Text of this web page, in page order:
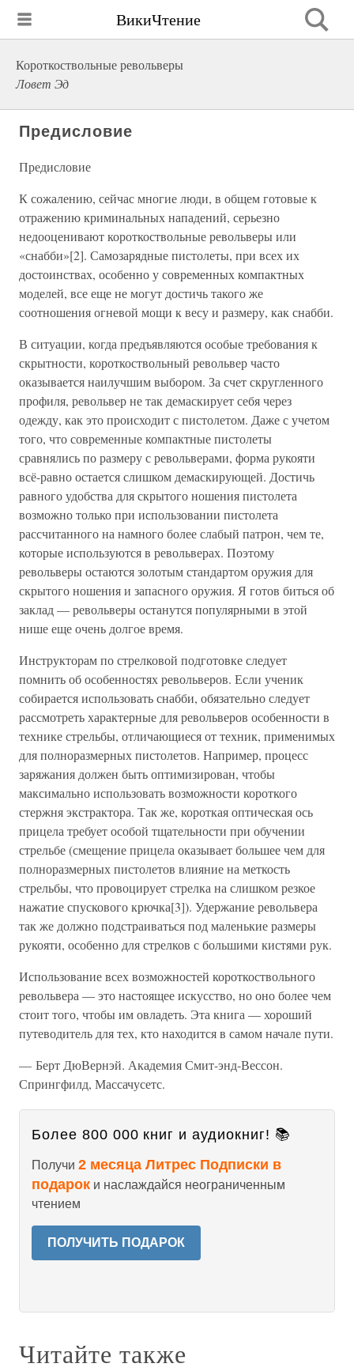
ВикиЧтение
Короткоствольные револьверы
Ловет Эд
Предисловие
Предисловие
К сожалению, сейчас многие люди, в общем готовые к
отражению криминальных нападений, серьезно
недооценивают короткоствольные револьверы или
«снабби»[2]. Самозарядные пистолеты, при всех их
достоинствах, особенно у современных компактных
моделей, все еще не могут достичь такого же
соотношения огневой мощи к весу и размеру, как снабби.
В ситуации, когда предъявляются особые требования к
скрытности, короткоствольный револьвер часто
оказывается наилучшим выбором. За счет скругленного
профиля, револьвер не так демаскирует себя через
одежду, как это происходит с пистолетом. Даже с учетом
того, что современные компактные пистолеты
сравнялись по размеру с револьверами, форма рукояти
всё-равно остается слишком демаскирующей. Достичь
равного удобства для скрытого ношения пистолета
возможно только при использовании пистолета
рассчитанного на намного более слабый патрон, чем те,
которые используются в револьверах. Поэтому
револьверы остаются золотым стандартом оружия для
скрытого ношения и запасного оружия. Я готов биться об
заклад — револьверы останутся популярными в этой
нише еще очень долгое время.
Инструкторам по стрелковой подготовке следует
помнить об особенностях револьверов. Если ученик
собирается использовать снабби, обязательно следует
рассмотреть характерные для револьверов особенности в
технике стрельбы, отличающиеся от техник, применимых
для полноразмерных пистолетов. Например, процесс
заряжания должен быть оптимизирован, чтобы
максимально использовать возможности короткого
стержня экстрактора. Так же, короткая оптическая ось
прицела требует особой тщательности при обучении
стрельбе (смещение прицела оказывает большее чем для
полноразмерных пистолетов влияние на меткость
стрельбы, что провоцирует стрелка на слишком резкое
нажатие спускового крючка[3]). Удержание револьвера
так же должно подстраиваться под маленькие размеры
рукояти, особенно для стрелков с большими кистями рук.
Использование всех возможностей короткоствольного
револьвера — это настоящее искусство, но оно более чем
стоит того, чтобы им овладеть. Эта книга — хороший
путеводитель для тех, кто находится в самом начале пути.
— Берт ДюВернэй. Академия Смит-энд-Вессон.
Спрингфилд, Массачусетс.
Более 800 000 книг и аудиокниг! 📚
Получи 2 месяца Литрес Подписки в
подарок и наслаждайся неограниченным
чтением
ПОЛУЧИТЬ ПОДАРОК
Читайте также